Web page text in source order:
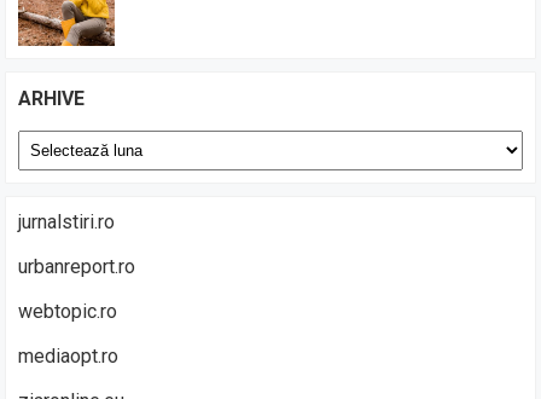
ARHIVE
Arhive
jurnalstiri.ro
urbanreport.ro
webtopic.ro
mediaopt.ro